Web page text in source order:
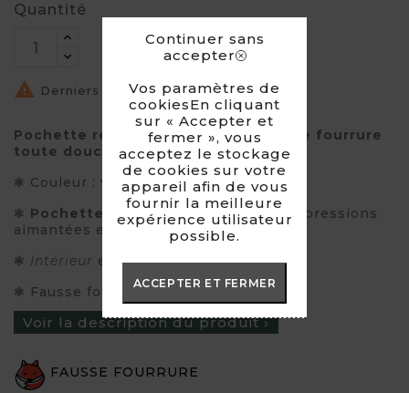
Continuer sans
accepter
Vos paramètres de
cookiesEn cliquant
sur « Accepter et
fermer », vous
acceptez le stockage
de cookies sur votre
appareil afin de vous
fournir la meilleure
expérience utilisateur
possible.
ACCEPTER ET FERMER
Quantité
 Derniers articles en stock
Pochette réalisée à la main en fausse fourrure
toute douce !
❃ Couleur : violet
❃ Pochette
qui se ferme grâce à deux pressions
aimantées et un petit nœud en
❃ Intérieur en tissu
❃ Fausse fourrure de
haute qualité
Voir la description du produit ›
FAUSSE FOURRURE